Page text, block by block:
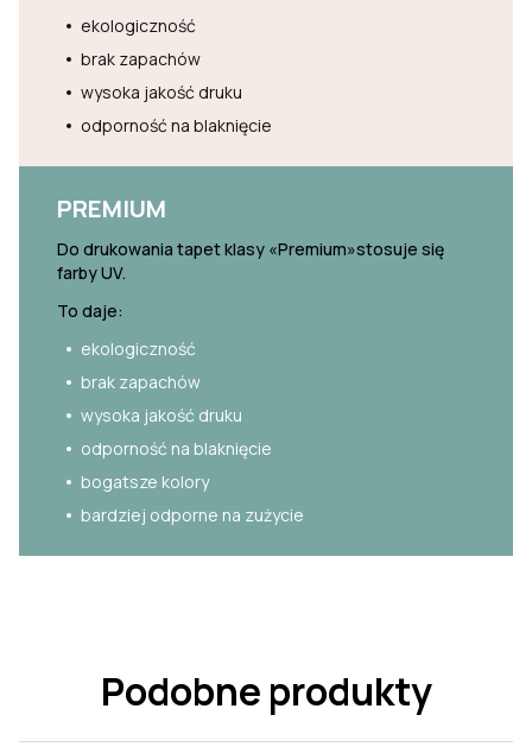
ekologiczność
brak zapachów
wysoka jakość druku
odporność na blaknięcie
PREMIUM
Do drukowania tapet klasy «Premium»stosuje się
farby UV.
To daje:
ekologiczność
brak zapachów
wysoka jakość druku
odporność na blaknięcie
bogatsze kolory
bardziej odporne na zużycie
Podobne produkty